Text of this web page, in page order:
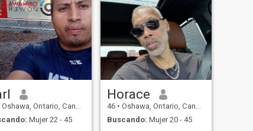
Oshawa, Ontario, Canadá
Mujer 22 - 45
Horace
46 • Oshawa, Ontario, Canadá
Buscando: Mujer 20 - 45